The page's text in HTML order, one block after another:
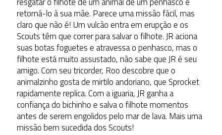
retorná-lo à sua mãe. Parece uma missão fácil, mas
claro que não é! Um vulcão entra em erupção e os
Scouts têm que correr para salvar o filhote. JR aciona
suas botas foguetes e atravessa o penhasco, mas o
filhote está muito assustado, não sabe que JR é seu
amigo. Com seu tricorder, Roo descobre que o
animalzinho gosta de mirtilo andoriano, que Sprocket
rapidamente replica. Com a iguaria, JR ganha a
confiança do bichinho e salva o filhote momentos
antes de serem engolidos pelo mar de lava. Mais uma
missão bem sucedida dos Scouts!